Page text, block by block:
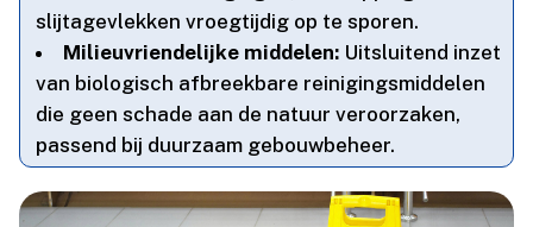
slijtagevlekken vroegtijdig op te sporen.​
Milieuvriendelijke middelen: Uitsluitend inzet
van biologisch afbreekbare reinigingsmiddelen
die geen schade aan de natuur veroorzaken,
passend bij duurzaam gebouwbeheer.​